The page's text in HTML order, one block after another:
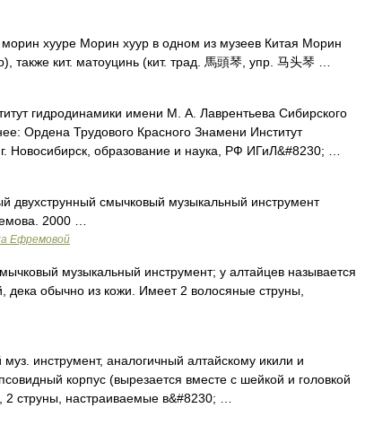
хууре Морин хуур в одном из музеев Китая Морин
также кит. матоуцинь (кит. трад. 馬頭琴, упр. 马头琴 …
гидродинамики имени М. А. Лаврентьева Сибирского
Ордена Трудового Красного Знамени Институт
Новосибирск, образование и наука, РФ ИГиЛ&#8230; …
двухструнный смычковый музыкальный инструмент
2000 …
Ефремовой
музыкальный инструмент; у алтайцев называется
дека обычно из кожи. Имеет 2 волосяные струны,
инструмент, аналогичный алтайскому икили и
корпус (вырезается вместе с шейкой и головкой
2 струны, настраиваемые в&#8230; …